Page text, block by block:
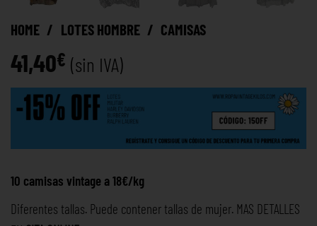
HOME / LOTES HOMBRE / CAMISAS
41,40€ (sin IVA)
10 camisas vintage a 18€/kg
Diferentes tallas. Puede contener tallas de mujer. MAS DETALLES